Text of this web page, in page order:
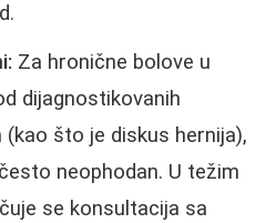
Za hronične bolove u
dijagnostikovanih
što je diskus hernija),
neophodan. U težim
se konsultacija sa